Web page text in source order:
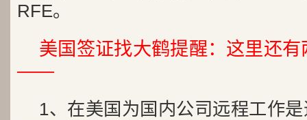
RFE。
美国签证找大鹤提醒：这里还
——
1、在美国为国内公司远程工作